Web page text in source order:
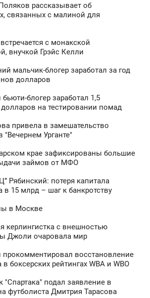
рассказывает об
связанных с малиной для
с монакской
внучкой Грэйс Келли
мальчик-блогер заработал за год
долларов
блогер заработал 1,5
на тестировании помад
привела в замешательство
"Вечернем Урганте"
крае зафиксированы большие
займов от МФО
Рябинский: потеря капитала
в 15 млрд – шаг к банкротству
в Москве
керлингистка с внешностью
Джоли очаровала мир
прокомментировал восстановление
боксерских рейтингах WBA и WBO
"Спартака" подал заявление в
футболиста Дмитрия Тарасова